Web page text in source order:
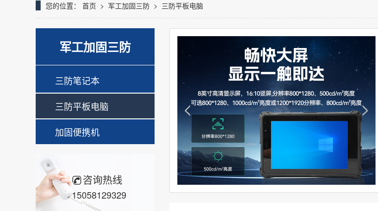
您的位置： 首页 > 军工加固三防 > 三防平板电脑
军工加固三防
三防笔记本
三防平板电脑
加固便携机
咨询热线
15058129329